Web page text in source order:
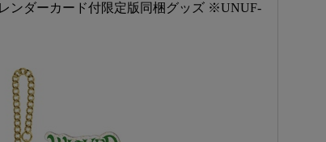
ンダーカード付限定版同梱グッズ ※UNUF-